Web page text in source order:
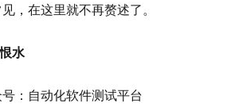
，在这里就不再赘述了。
水
自动化软件测试平台